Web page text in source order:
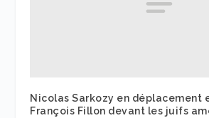
Nicolas Sarkozy en déplacement
François Fillon devant les juifs